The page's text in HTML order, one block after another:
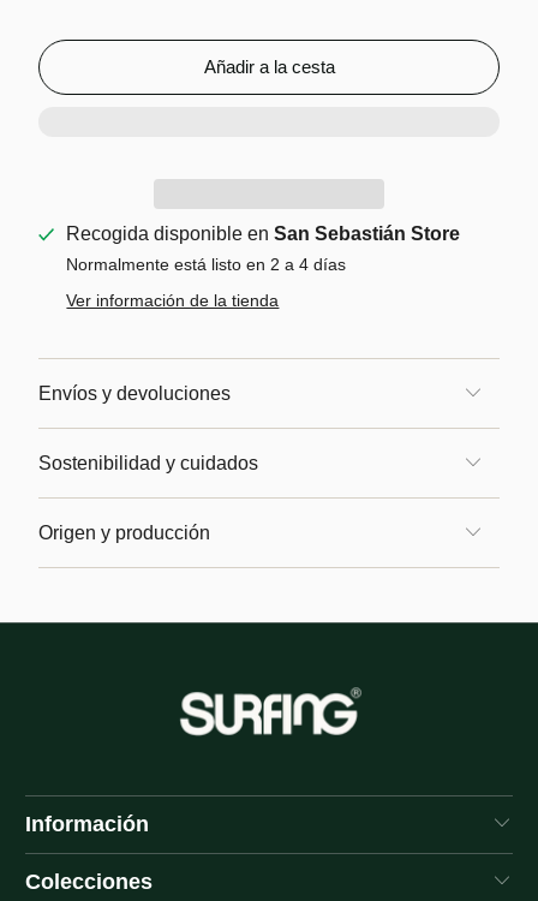
Añadir a la cesta
Recogida disponible enSan Sebastián Store
Normalmente está listo en 2 a 4 días
Ver información de la tienda
Envíos y devoluciones
Sostenibilidad y cuidados
Origen y producción
Información
Colecciones